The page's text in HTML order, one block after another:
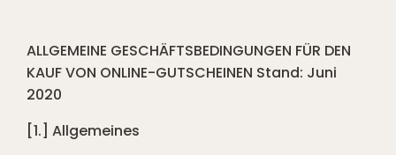
ALLGEMEINE GESCHÄFTSBEDINGUNGEN FÜR DEN
KAUF VON ONLINE-GUTSCHEINEN Stand: Juni
2020
[1.] Allgemeines